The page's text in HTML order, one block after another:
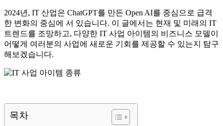
2024년, IT 산업은 ChatGPT를 만든 Open AI를 중심으로 급격
한 변화의 중심에 서 있습니다. 이 글에서는 현재 및 미래의 IT
트렌드를 조망하고, 다양한 IT 사업 아이템의 비즈니스 모델이
어떻게 여러분의 사업에 새로운 기회를 제공할 수 있는지 탐구
해보겠습니다.
목차